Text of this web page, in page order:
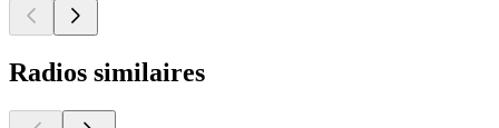
Radios similaires